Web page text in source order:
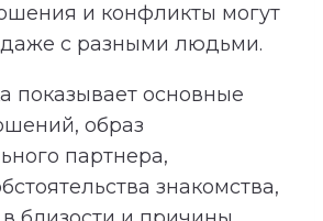
и конфликты могут
даже с разными людьми.
показывает основные
образ
партнера,
знакомства,